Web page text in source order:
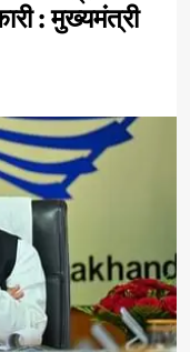
: मुख्यमंत्री